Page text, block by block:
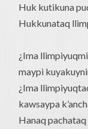
Huk kutikuna
Hukkunataq
¿Ima
maypi
¿Ima
kawsaypa
Hanaq pachataq